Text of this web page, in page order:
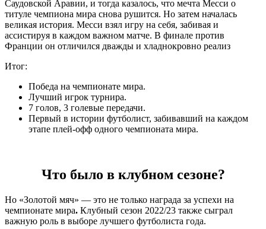
Саудовской Аравии, и тогда казалось, что мечта Месси о
титуле чемпиона мира снова рушится. Но затем началась
великая история. Месси взял игру на себя, забивая и
ассистируя в каждом важном матче. В финале против
Франции он отличился дважды и хладнокровно реализ
Итог:
Победа на чемпионате мира.
Лучший игрок турнира.
7 голов, 3 голевые передачи.
Первый в истории футболист, забивавший на каждом
этапе плей-офф одного чемпионата мира.
Что было в клубном сезоне?
Но «Золотой мяч» — это не только награда за успехи на
чемпионате мира. Клубный сезон 2022/23 также сыграл
важную роль в выборе лучшего футболиста года.